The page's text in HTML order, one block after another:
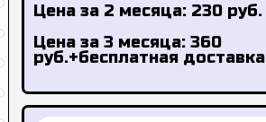
Цена за 2 месяца: 230 руб.
Цена за 3 месяца: 360
руб.+бесплатная доставка